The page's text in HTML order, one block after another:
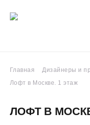
Главная Дизайнеры и
Лофт в Москве. 1 этаж
ЛОФТ В